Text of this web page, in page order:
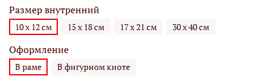
Размер внутренний
10 х 12 см 15 х 18 см 17 х 21 см 30 х 40 см
Оформление
В раме В фигурном киоте